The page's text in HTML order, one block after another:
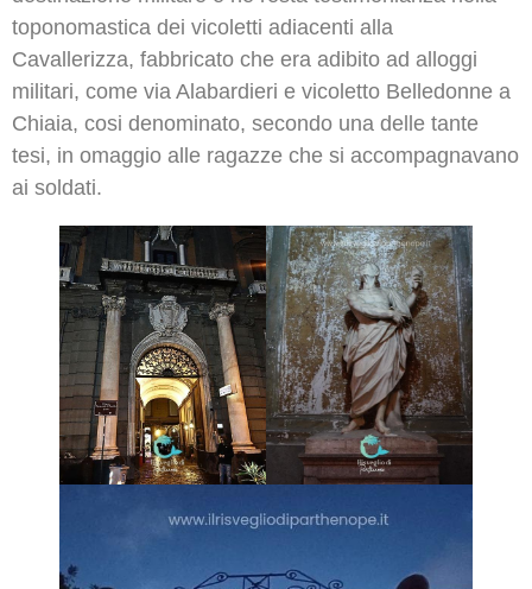
toponomastica dei vicoletti adiacenti alla
Cavallerizza, fabbricato che era adibito ad alloggi
militari, come via Alabardieri e vicoletto Belledonne a
Chiaia, cosi denominato, secondo una delle tante
tesi, in omaggio alle ragazze che si accompagnavano
ai soldati.